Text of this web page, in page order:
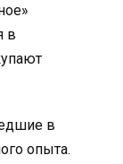
в
в
опыта.